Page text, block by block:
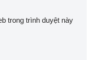
trong trình duyệt này